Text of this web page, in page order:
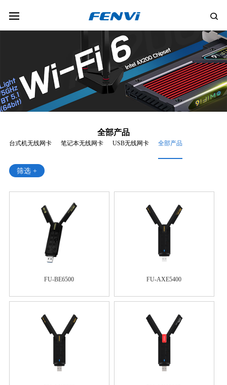
全部产品
台式机无线网卡 笔记本无线网卡 USB无线网卡 全部产品
筛选 +
FU-BE6500 FU-AXE5400